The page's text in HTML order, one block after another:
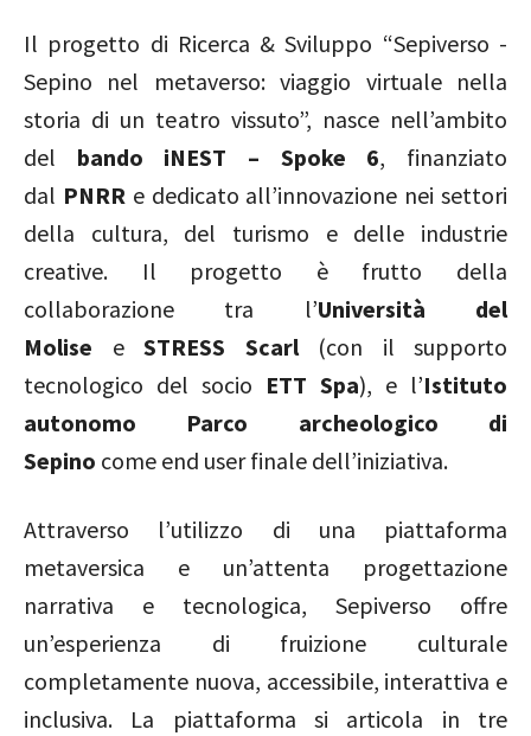
Il progetto di Ricerca & Sviluppo “Sepiverso -
Sepino nel metaverso: viaggio virtuale nella
storia di un teatro vissuto”, nasce nell’ambito
del bando iNEST – Spoke 6, finanziato
dal PNRR e dedicato all’innovazione nei settori
della cultura, del turismo e delle industrie
creative. Il progetto è frutto della
collaborazione tra l’Università del
Molise e STRESS Scarl(con il supporto
tecnologico del socio ETT Spa), e l’Istituto
autonomo Parco archeologico di
Sepino come end user finale dell’iniziativa.
Attraverso l’utilizzo di una piattaforma
metaversica e un’attenta progettazione
narrativa e tecnologica, Sepiverso offre
un’esperienza di fruizione culturale
completamente nuova, accessibile, interattiva e
inclusiva. La piattaforma si articola in tre